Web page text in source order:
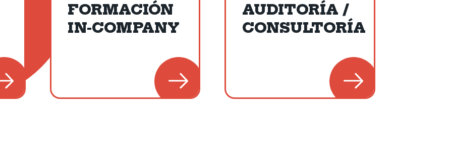
FORMACIÓN
IN-COMPANY
AUDITORÍA /
CONSULTORÍA